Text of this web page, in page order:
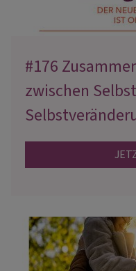
#176
zwischen